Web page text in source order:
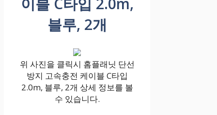
블루, 2개
위 사진을 클릭시 홈플래닛 단선
방지 고속충전 케이블 C타입
2.0m, 블루, 2개 상세 정보를 볼
수 있습니다.